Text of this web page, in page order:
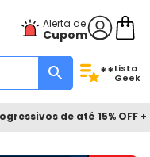
Alerta de
Cupom
**Lista
Geek
de até 15% OFF